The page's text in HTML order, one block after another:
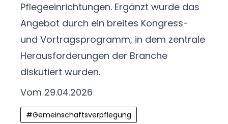
Pflegeeinrichtungen. Ergänzt wurde das
Angebot durch ein breites Kongress-
und Vortragsprogramm, in dem zentrale
Herausforderungen der Branche
diskutiert wurden.
Vom 29.04.2026
#Gemeinschaftsverpflegung